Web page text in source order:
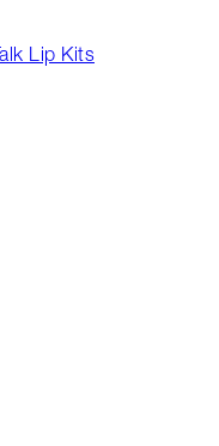
Lip Kits